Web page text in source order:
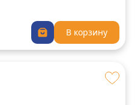
В корзину